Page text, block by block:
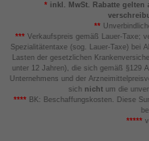
*inkl. MwSt. Rabatte gelten
**
*** Verkaufspreis gemäß Lauer-Taxe;
Spezialitätentaxe (sog. Lauer-Taxe) bei
Lasten der gesetzlichen
unter 12 Jahren), die sich gemäß §129
Unternehmens und der
sich nicht um die
****BK: Beschaffungskosten. Diese
*****